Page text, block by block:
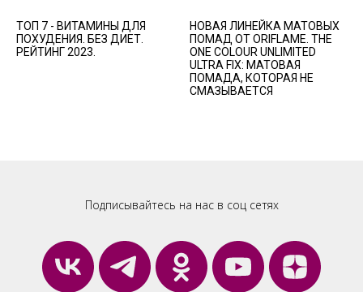
ТОП 7 - ВИТАМИНЫ ДЛЯ
ПОХУДЕНИЯ. БЕЗ ДИЕТ.
РЕЙТИНГ 2023.
НОВАЯ ЛИНЕЙКА МАТОВЫХ
ПОМАД ОТ ORIFLAME. THE
ONE COLOUR UNLIMITED
ULTRA FIX: МАТОВАЯ
ПОМАДА, КОТОРАЯ НЕ
СМАЗЫВАЕТСЯ
Подписывайтесь на нас в соц сетях